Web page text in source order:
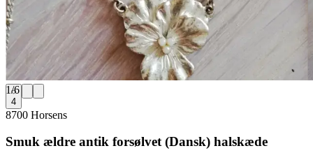
1/6
4
8700 Horsens
Smuk ældre antik forsølvet (Dansk) halskæde